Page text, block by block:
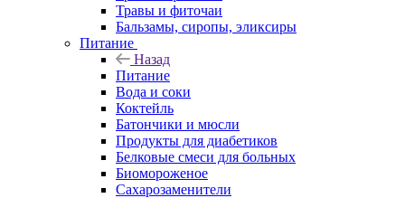
Травы и фиточаи
Бальзамы, сиропы, эликсиры
Питание
Назад
Питание
Вода и соки
Коктейль
Батончики и мюсли
Продукты для диабетиков
Белковые смеси для больных
Биомороженое
Сахарозаменители